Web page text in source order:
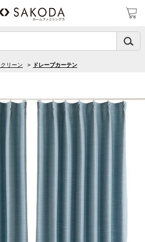
リーン > ドレープカーテン